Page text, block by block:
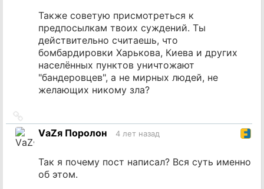
Также советую присмотреться к
предпосылкам твоих суждений. Ты
действительно считаешь, что
бомбардировки Харькова, Киева и других
населённых пунктов уничтожают
"бандеровцев", а не мирных людей, не
желающих никому зла?
на
источник
VаZя Поролон 4 лет назад
Так я почему пост написал? Вся суть именно
об этом.